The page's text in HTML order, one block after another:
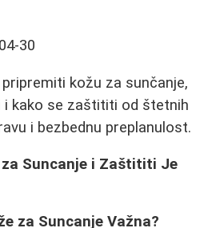
30
kožu za sunčanje,
kako se zaštititi od štetnih
i bezbednu preplanulost.
Suncanje i Zaštititi Je
za Suncanje Važna?